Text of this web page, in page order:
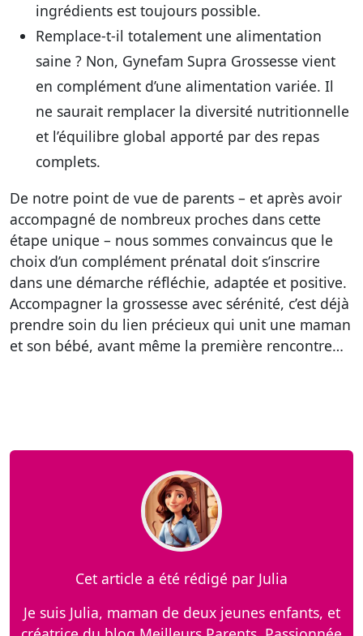
ingrédients est toujours possible.
Remplace-t-il totalement une alimentation
saine ? Non, Gynefam Supra Grossesse vient
en complément d’une alimentation variée. Il
ne saurait remplacer la diversité nutritionnelle
et l’équilibre global apporté par des repas
complets.
De notre point de vue de parents – et après avoir
accompagné de nombreux proches dans cette
étape unique – nous sommes convaincus que le
choix d’un complément prénatal doit s’inscrire
dans une démarche réfléchie, adaptée et positive.
Accompagner la grossesse avec sérénité, c’est déjà
prendre soin du lien précieux qui unit une maman
et son bébé, avant même la première rencontre…
Cet article a été rédigé par Julia
Je suis Julia, maman de deux jeunes enfants, et